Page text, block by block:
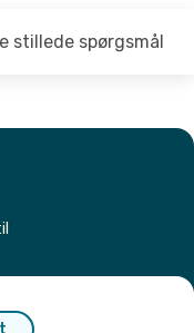
stillede spørgsmål